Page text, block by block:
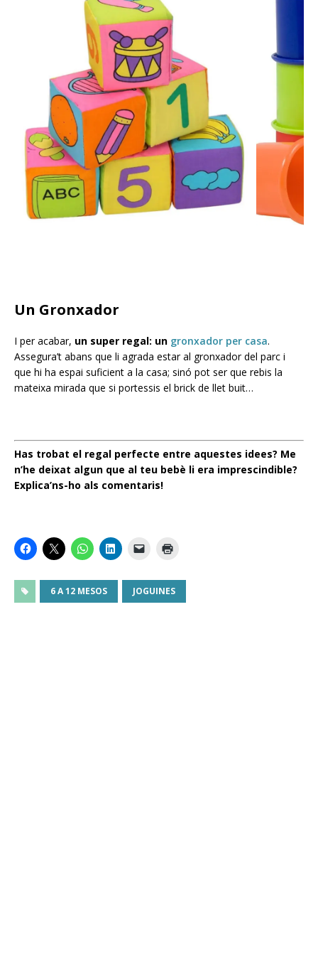
Un Gronxador
I per acabar, un super regal: un gronxador per casa.
Assegura’t abans que li agrada estar al gronxador del parc i
que hi ha espai suficient a la casa; sinó pot ser que rebis la
mateixa mirada que si portessis el brick de llet buit…
Has trobat el regal perfecte entre aquestes idees? Me
n’he deixat algun que al teu bebè li era imprescindible?
Explica’ns-ho als comentaris!
6 A 12 MESOS JOGUINES